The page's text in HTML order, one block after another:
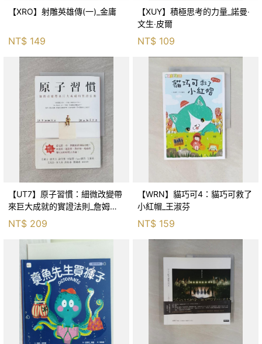
【XRO】射雕英雄傳(一)_金庸
NT$ 149
【XUY】積極思考的力量_諾曼‧
文生‧皮爾
NT$ 109
【UT7】原子習慣：細微改變帶
來巨大成就的實證法則_詹姆斯‧
克利爾, 蔡世偉
NT$ 209
【WRN】貓巧可4：貓巧可救了
小紅帽_王淑芬
NT$ 159